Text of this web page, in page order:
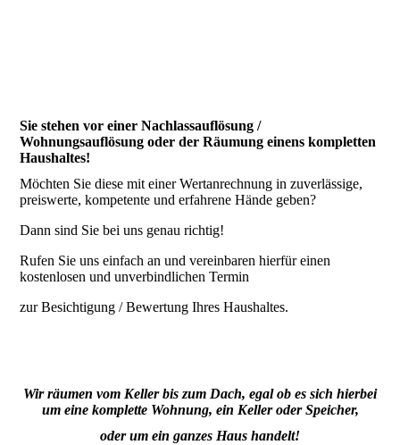
Sie stehen vor einer Nachlassauflösung /
Wohnungsauflösung oder der Räumung einens kompletten
Haushaltes!
Möchten Sie diese mit einer Wertanrechnung in zuverlässige,
preiswerte, kompetente und erfahrene Hände geben?
Dann sind Sie bei uns genau richtig!
Rufen Sie uns einfach an und vereinbaren hierfür einen
kostenlosen und unverbindlichen Termin
zur Besichtigung / Bewertung Ihres Haushaltes.
Wir räumen vom Keller bis zum Dach, egal ob es sich hierbei
um eine komplette Wohnung, ein Keller oder Speicher,
oder um ein ganzes Haus handelt!